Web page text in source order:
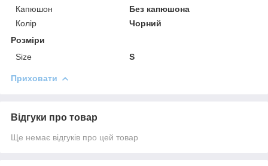
Капюшон
Без капюшона
Колір
Чорний
Розміри
Size
S
Приховати
Відгуки про товар
Ще немає відгуків про цей товар